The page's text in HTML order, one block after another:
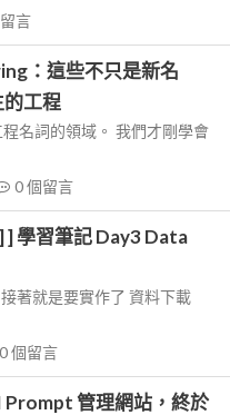
言
：這些不只是新名
工程
名詞的領域。 我們才剛學會
0個留言
學習筆記 Day3 Data
著就是要實作了 資料下載
0個留言
Prompt 管理網站，終於